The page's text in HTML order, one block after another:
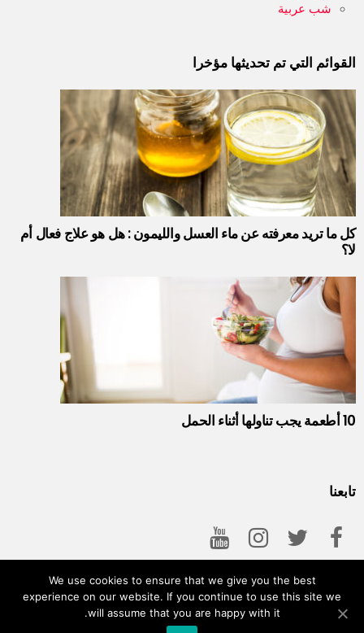
شب عربية
القوائم التي تم تحديثها مؤخرا
كل ما تريد معرفته عن ماء العسل والليمون : هل هو علاج فعال أم
لا؟
10 أطعمة يجب تناولها أثناء الحمل
تابعنا
We use cookies to ensure that we give you the best
experience on our website. If you continue to use this site we
will assume that you are happy with it.